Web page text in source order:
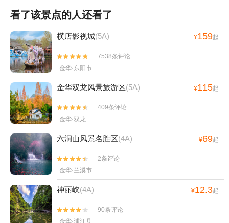
看了该景点的人还看了
横店影视城(5A) ¥159起


7538条评论
金华·东阳市
金华双龙风景旅游区(5A) ¥115起


409条评论
金华·双龙
六洞山风景名胜区(4A) ¥69起


2条评论
金华·兰溪市
神丽峡(4A) ¥12.3起


90条评论